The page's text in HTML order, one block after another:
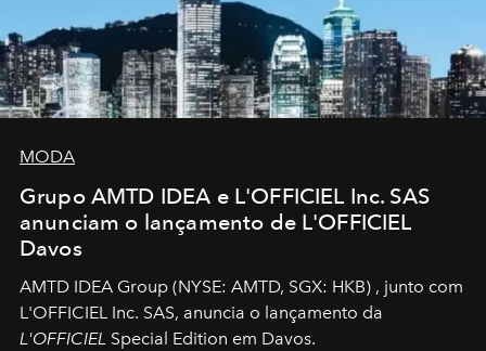
MODA
Grupo AMTD IDEA e L'OFFICIEL Inc. SAS
anunciam o lançamento de L'OFFICIEL
Davos
AMTD IDEA Group (NYSE: AMTD, SGX: HKB) , junto com
L'OFFICIEL Inc. SAS, anuncia o lançamento da
L'OFFICIEL Special Edition em Davos.